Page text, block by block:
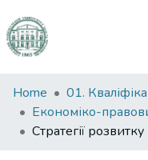
Communities
&
Collections
Home